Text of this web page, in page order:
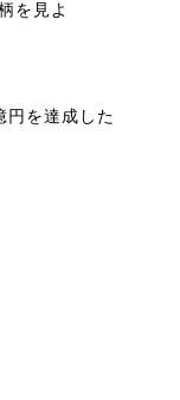
を見よ
円を達成した